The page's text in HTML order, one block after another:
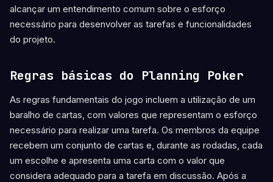
alcançar um entendimento comum sobre o esforço
necessário para desenvolver as tarefas e funcionalidades
do projeto.
Regras básicas do Planning Poker
As regras fundamentais do jogo incluem a utilização de um
baralho de cartas, com valores que representam o esforço
necessário para realizar uma tarefa. Os membros da equipe
recebem um conjunto de cartas e, durante as rodadas, cada
um escolhe e apresenta uma carta com o valor que
considera adequado para a tarefa em discussão. Após a